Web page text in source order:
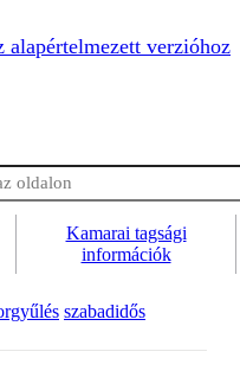
alapértelmezett verzióhoz
Kamarai tagsági
információk
szabadidős